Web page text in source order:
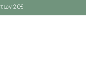
των 20€